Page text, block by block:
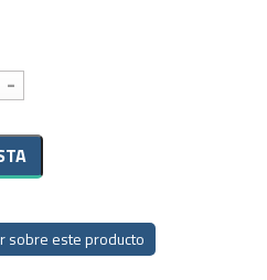
-
sobre este producto